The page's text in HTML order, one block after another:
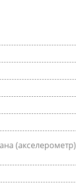
(акселерометр)